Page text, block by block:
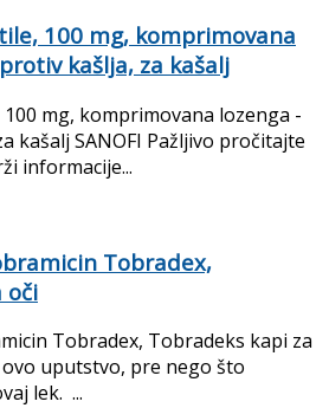
100 mg, komprimovana
kašlja, za kašalj
mg, komprimovana lozenga -
kašalj SANOFI Pažljivo pročitajte
informacije...
Tobradex,
oči
Tobradex, Tobradeks kapi za
uputstvo, pre nego što
lek. ...